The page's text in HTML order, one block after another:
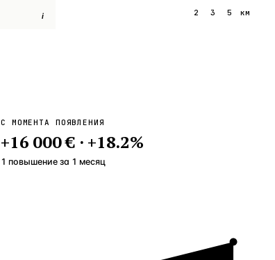
i 2 3 5 км
С МОМЕНТА ПОЯВЛЕНИЯ
+16 000 €· +18.2%
1 повышение за 1 месяц